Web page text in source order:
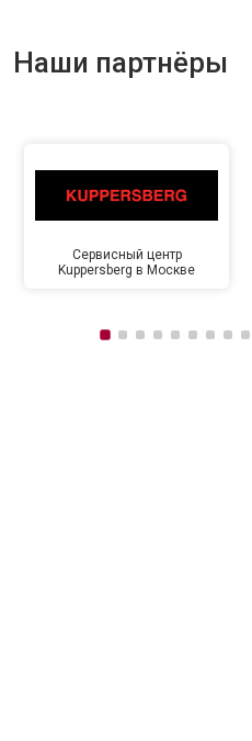
Наши партнёры
Сервисный центр
Kuppersberg в Москве